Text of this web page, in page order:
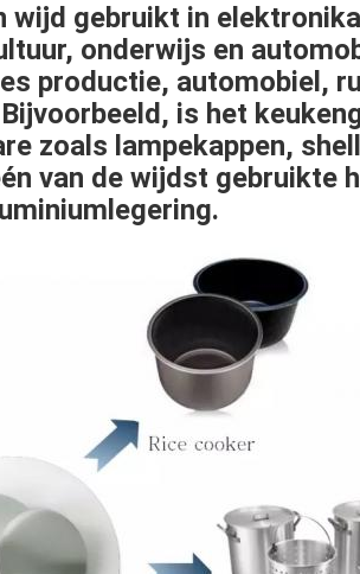
wijd gebruikt in elektronika
, onderwijs en
productie, automobiel,
is het
zoals lampekappen,
van de wijdst gebruikte